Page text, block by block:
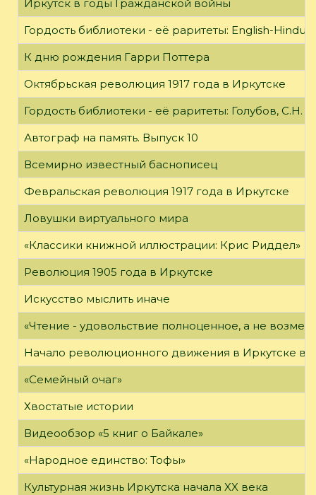
Иркутск в годы Гражданской войны
Гордость библиотеки - её раритеты: English-
К дню рождения Гарри Поттера
Октябрьская революция 1917 года в Иркутске
Гордость библиотеки - её раритеты: Голубов, С.Н.
Автограф на память. Выпуск 10
Всемирно известный баснописец
Февральская революция 1917 года в Иркутске
Ловушки виртуального мира
«Классики книжной иллюстрации: Крис Риддел»
Революция 1905 года в Иркутске
Искусство мыслить иначе
«Чтение - удовольствие полноценное, а не
Начало революционного движения в Иркутске в
«Семейный очаг»
Хвостатые истории
Видеообзор «5 книг о Байкале»
«Народное единство: Тофы»
Культурная жизнь Иркутска начала XX века